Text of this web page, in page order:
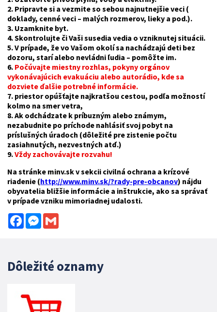
2. Pripravte si a vezmite so sebou najnutnejšie veci (
doklady, cenné veci – malých rozmerov, lieky a pod.).
3. Uzamknite byt.
4. Skontrolujte či Vaši susedia vedia o vzniknutej situácii.
5. V prípade, že vo Vašom okolí sa nachádzajú deti bez
dozoru, starí alebo nevládni ľudia – pomôžte im.
6. Počúvajte miestny rozhlas, pokyny orgánov
vykonávajúcich evakuáciu alebo autorádio, kde sa
dozviete ďalšie potrebné informácie.
7. priestor opúšťajte najkratšou cestou, podľa možností
kolmo na smer vetra,
8. Ak odchádzate k príbuzným alebo známym,
nezabudnite po príchode nahlásiť svoj pobyt na
príslušných úradoch (dôležité pre zistenie počtu
zasiahnutých, nezvestných atď.)
9.Vždy zachovávajte rozvahu!
Na stránke minv.sk v sekcii civilná ochrana a krízové
riadenie (http://www.minv.sk/?rady-pre-obcanov) nájdu
obyvatelia bližšie informácie a inštrukcie, ako sa správať
v prípade vzniku mimoriadnej udalosti.
FacebookMessenger
Dôležité oznamy